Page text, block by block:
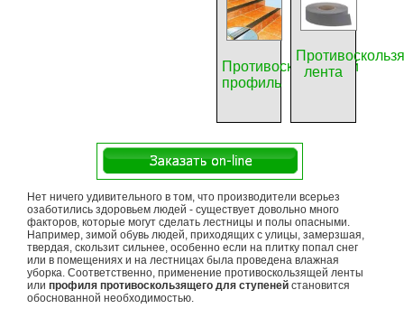
Противоскользящий
профиль
лента
Нет ничего удивительного в том, что производители всерьез
озаботились здоровьем людей - существует довольно много
факторов, которые могут сделать лестницы и полы опасными.
Например, зимой обувь людей, приходящих с улицы, замерзшая,
твердая, скользит сильнее, особенно если на плитку попал снег
или в помещениях и на лестницах была проведена влажная
уборка. Соответственно, применение противоскользящей ленты
или профиля противоскользящего для ступеней становится
обоснованной необходимостью.